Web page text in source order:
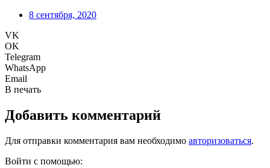
8 сентября, 2020
VK
OK
Telegram
WhatsApp
Email
В печать
Добавить комментарий
Для отправки комментария вам необходимо авторизоваться.
Войти с помощью: